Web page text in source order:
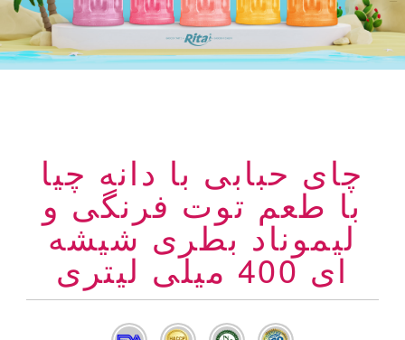
چای حبابی با دانه چیا
با طعم توت فرنگی و
لیموناد بطری شیشه
ای 400 میلی لیتری